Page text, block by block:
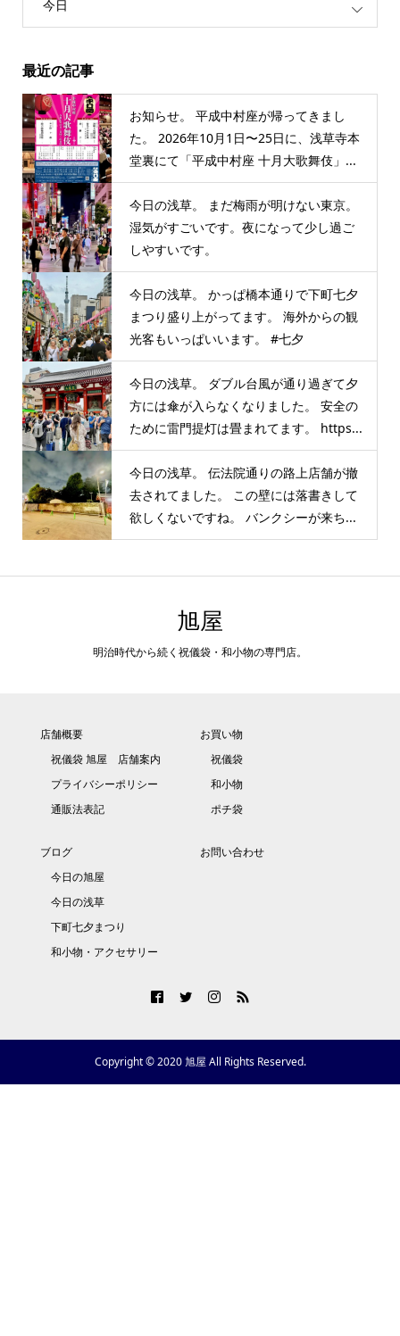
今日
最近の記事
お知らせ。 平成中村座が帰ってきまし
た。 2026年10月1日〜25日に、浅草寺本
堂裏にて「平成中村座 十月大歌舞伎」...
今日の浅草。 まだ梅雨が明けない東京。
湿気がすごいです。夜になって少し過ご
しやすいです。
今日の浅草。 かっぱ橋本通りで下町七夕
まつり盛り上がってます。 海外からの観
光客もいっぱいいます。 #七夕
今日の浅草。 ダブル台風が通り過ぎて夕
方には傘が入らなくなりました。 安全の
ために雷門提灯は畳まれてます。 https...
今日の浅草。 伝法院通りの路上店舗が撤
去されてました。 この壁には落書きして
欲しくないですね。 バンクシーが来ち...
旭屋
明治時代から続く祝儀袋・和小物の専門店。
店舗概要
祝儀袋 旭屋 店舗案内
プライバシーポリシー
通販法表記
お買い物
祝儀袋
和小物
ポチ袋
ブログ
今日の旭屋
今日の浅草
下町七夕まつり
和小物・アクセサリー
お問い合わせ
Copyright © 2020 旭屋 All Rights Reserved.